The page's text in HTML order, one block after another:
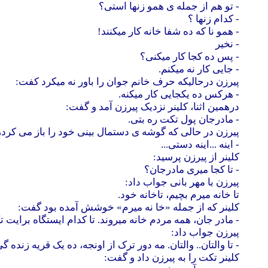
- تو هم از جمله ی همو زنها استی؟
- کدام زنها ؟
- همو نا که ده شفا خانه کار میکنند!
- نخیر
- پس ده کجا کار میکنی؟
- جایی کار نه میکنم.
پیرزن درحالیکه حرف خانم جوان را باور نه میکرد کفت:
- هرکس ده یکجایی کار میکنه.
درهمین اثنا، کلینر نزدیک پیرزن آمد و گفت:
- مادرجان پول تکت ره بتی.
پیرزن در حالی که گوشه ی دستمال بینی خود را باز می
- اینه ...اینه دستی...
کلینر از پیرزن پرسید:
- تا کجا میری مادرجان؟
پیرزن با مهر بانی جواب داد:
تا خانه میرم بچیم، تاخانه خود.
کلینر که از جمله «خا نه میرم» خوشش آمده بود گفت:
- مادر جان، همه مردم خانه میروند. تا کدام ایستگاه برایت
پیرزن جواب داد:
- تا والتان.. والتان. مه دور ترک از اونجه، ده یک قریه زنده
کلینر تکت را به پیرزن داد و گفت: